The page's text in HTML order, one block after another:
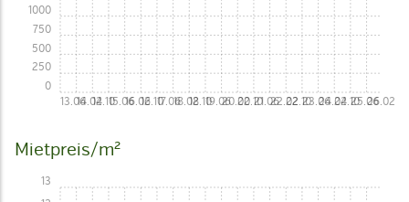
13.0614.0214.1015.0616.0216.1017.0618.0218.1019.0620.0220.1021.0622.0222.1023.0624.0224.1025.0626.02
0
250
500
750
1000
Mietpreis/m²
13